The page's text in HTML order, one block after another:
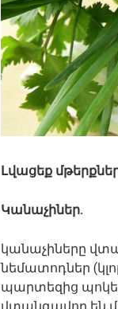
Լվացեք
Կանաչիներ.
կանաչիները
նեմատոդներ
պարտեզից